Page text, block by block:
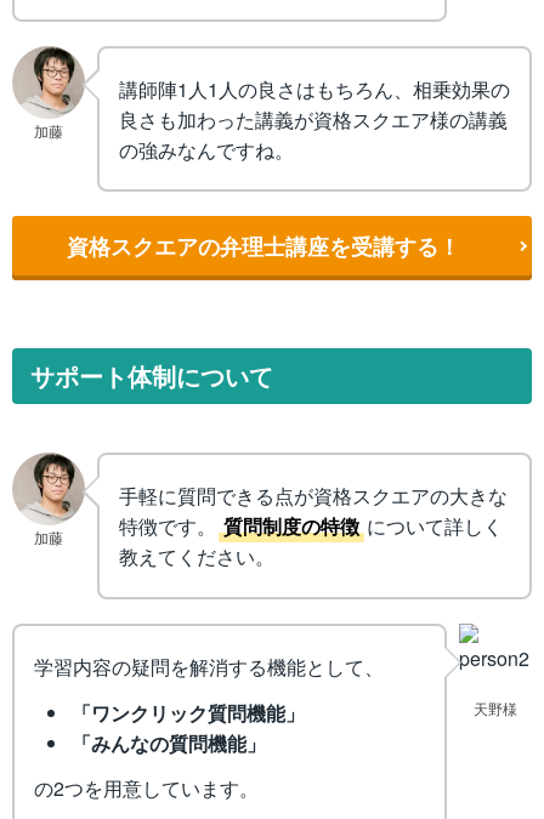
加藤
講師陣1人1人の良さはもちろん、相乗効果の
良さも加わった講義が資格スクエア様の講義
の強みなんですね。
資格スクエアの弁理士講座を受講する！
サポート体制について
加藤
手軽に質問できる点が資格スクエアの大きな
特徴です。
質問制度の特徴 について詳しく
教えてください。
天野様
学習内容の疑問を解消する機能として、
「ワンクリック質問機能」
「みんなの質問機能」
の2つを用意しています。